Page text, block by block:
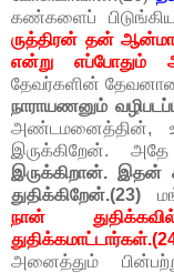
கண்களைப்
ருத்திரன் தன்
என்று எப்போதும்
தேவர்களின்
நாராயணனும்
அண்டமனைத்தின்,
இருக்கிறேன்.
இருக்கிறான்.
துதிக்கிறேன்.(23)
நான்
அனைத்தும்